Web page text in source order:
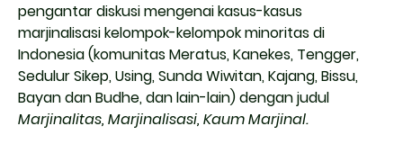
pengantar diskusi mengenai kasus-kasus
marjinalisasi kelompok-kelompok minoritas di
Indonesia (komunitas Meratus, Kanekes, Tengger,
Sedulur Sikep, Using, Sunda Wiwitan, Kajang, Bissu,
Bayan dan Budhe, dan lain-lain) dengan judul
Marjinalitas, Marjinalisasi, Kaum Marjinal.